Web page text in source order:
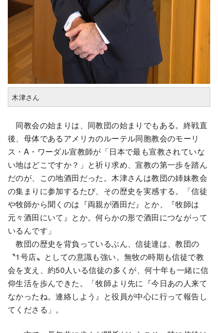
木津さん
同教会の始まりは、同教団の始まりでもある。終戦直
後、母体であるアメリカのルーテル同胞教会のモーリ
ス・A・ワーダル宣教師が「日本で最も宣教されていな
い地はどこですか？」と祈り求め、宣教の第一歩を踏ん
だのが、この地酒田だった。木津さんは教団の姉妹教会
の集まりに参加するたび、その歴史を実感する。「信徒
や牧師から聞くのは『両親が酒田だ』とか、『牧師は
元々酒田にいて』とか。何らかの形で酒田につながって
いるんです」
教団の歴史を背負っているぶん、信徒達は、教団の
〝1号店〟としての意識も強い。無牧の時期も信徒で教
会を支え、約50人いる信徒の多くが、何十年も一緒に信
仰生活を歩んできた。「牧師より先に『今日あの人来て
なかったね。連絡しよう』と役員が中心に行って報告し
てくださる」。